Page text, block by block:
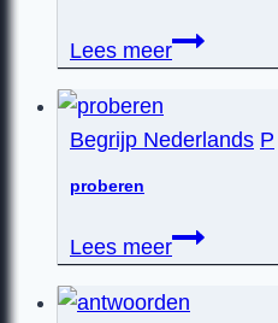
Lees meerzijn
Begrijp Nederlands P
proberen
Lees meerproberen